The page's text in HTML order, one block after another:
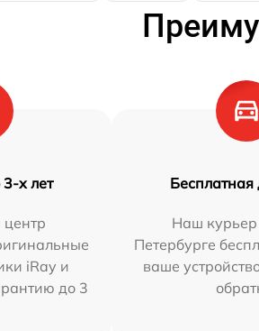
х лет
iRay и
до 3
Бесплатная
Наш курьер
Петербурге
ваше